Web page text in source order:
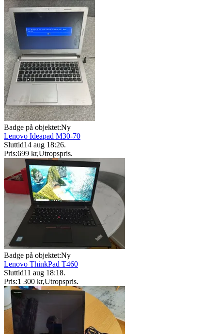
Badge på objektet:Ny
Lenovo Ideapad M30-70
Sluttid14 aug 18:26.
Pris:699 kr,Utropspris.
Badge på objektet:Ny
Lenovo ThinkPad T460
Sluttid11 aug 18:18.
Pris:1 300 kr,Utropspris.